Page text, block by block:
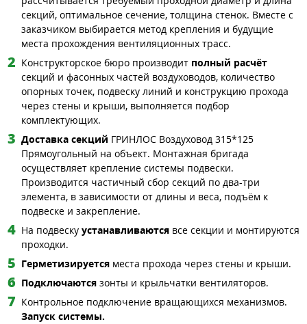
секций, оптимальное сечение, толщина стенок. Вместе с
заказчиком выбирается метод крепления и будущие
места прохождения вентиляционных трасс.
Конструкторское бюро производит полный расчёт
секций и фасонных частей воздуховодов, количество
опорных точек, подвеску линий и конструкцию прохода
через стены и крыши, выполняется подбор
комплектующих.
Доставка секций ГРИНЛОС Воздуховод 315*125
Прямоугольный на объект. Монтажная бригада
осуществляет крепление системы подвески.
Производится частичный сбор секций по два-три
элемента, в зависимости от длины и веса, подъём к
подвеске и закрепление.
На подвеску устанавливаются все секции и монтируются
проходки.
Герметизируется места прохода через стены и крыши.
Подключаются зонты и крыльчатки вентиляторов.
Контрольное подключение вращающихся механизмов.
Запуск системы.